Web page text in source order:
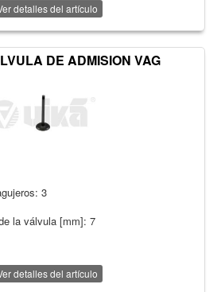
detalles del artículo
DE ADMISION VAG
3
la válvula [mm]: 7
detalles del artículo